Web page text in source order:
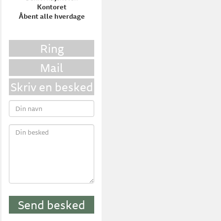
Kontoret
Åbent alle hverdage
Ring
Mail
Skriv en besked